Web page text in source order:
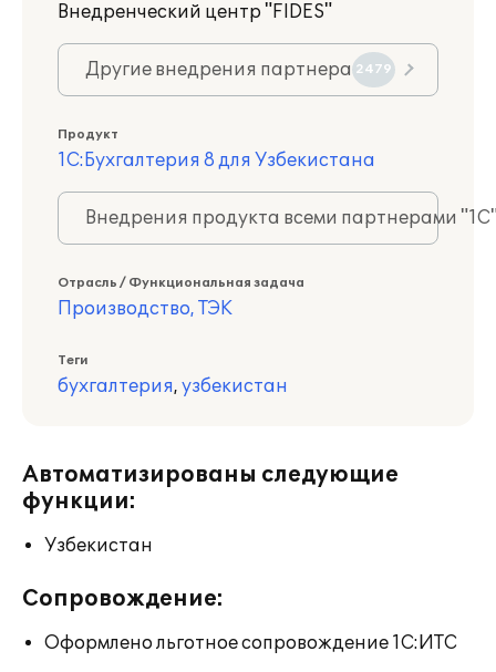
Внедренческий центр "FIDES"
Другие внедрения партнера 2479
Продукт
1С:Бухгалтерия 8 для Узбекистана
Внедрения продукта всеми партнерами
Отрасль / Функциональная задача
Производство, ТЭК
Теги
бухгалтерия, узбекистан
Автоматизированы следующие
функции:
Узбекистан
Сопровождение:
Оформлено льготное сопровождение 1С:ИТС